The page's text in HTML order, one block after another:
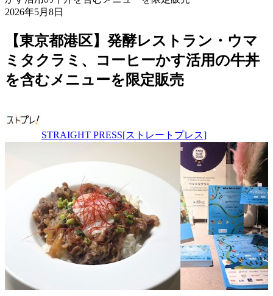
2026年5月8日
【東京都港区】発酵レストラン・ウマ
ミタクラミ、コーヒーかす活用の牛丼
を含むメニューを限定販売
STRAIGHT PRESS[ストレートプレス]